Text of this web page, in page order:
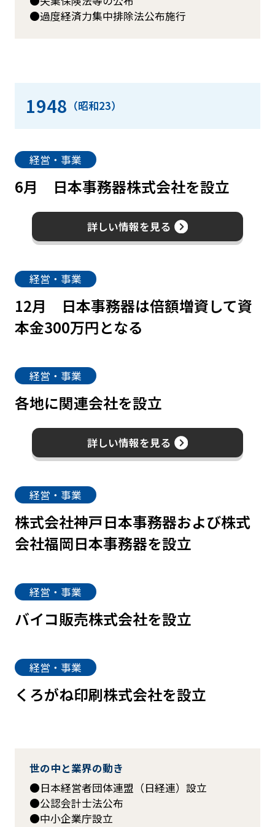
過度経済力集中排除法公布施行
1948 （昭和23）
経営・事業
6月 日本事務器株式会社を設立
詳しい情報を見る
経営・事業
12月
日本事務器は倍額増資して資
本金300万円となる
経営・事業
各地に関連会社を設立
詳しい情報を見る
経営・事業
株式会社神戸日本事務器および株式
会社福岡日本事務器を設立
経営・事業
バイコ販売株式会社を設立
経営・事業
くろがね印刷株式会社を設立
世の中と業界の動き
日本経営者団体連盟（日経連）設立
公認会計士法公布
中小企業庁設立